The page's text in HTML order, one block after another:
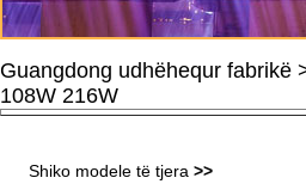
Guangdong udhëhequr fabrikë
108W 216W
Shiko modele të tjera >>